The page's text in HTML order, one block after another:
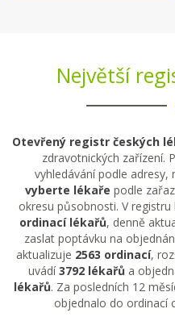
Největší
Otevřený registr českých
zdravotnických zařízení.
vyhledávání podle adresy,
vyberte lékaře podle
okresu působnosti. V
ordinací lékařů, denně
zaslat poptávku na
aktualizuje 2563 ordinací,
uvádí3792 lékařů a
lékařů. Za posledních 12
objednalo do ordinací